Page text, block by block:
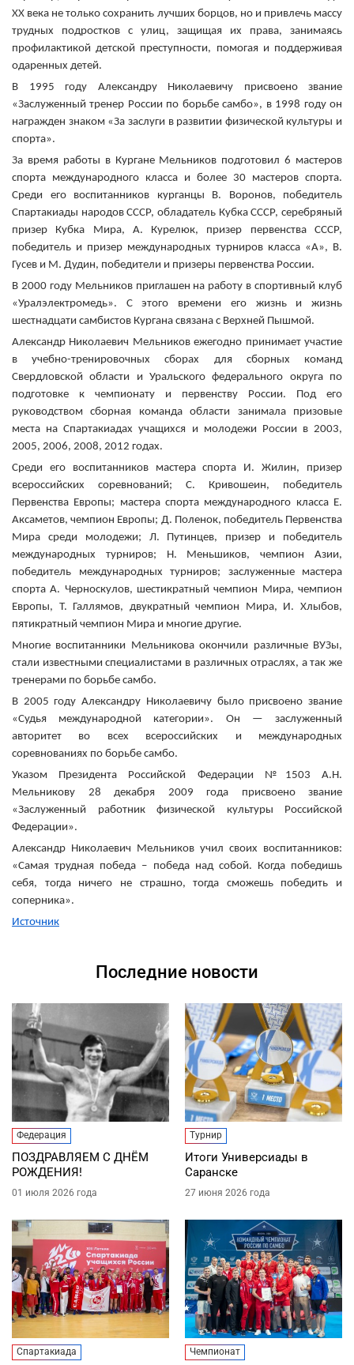
ХХ века не только сохранить лучших борцов, но и привлечь массу
трудных подростков с улиц, защищая их права, занимаясь
профилактикой детской преступности, помогая и поддерживая
одаренных детей.
В 1995 году Александру Николаевичу присвоено звание
«Заслуженный тренер России по борьбе самбо», в 1998 году он
награжден знаком «За заслуги в развитии физической культуры и
спорта».
За время работы в Кургане Мельников подготовил 6 мастеров
спорта международного класса и более 30 мастеров спорта.
Среди его воспитанников курганцы В. Воронов, победитель
Спартакиады народов СССР, обладатель Кубка СССР, серебряный
призер Кубка Мира, А. Курелюк, призер первенства СССР,
победитель и призер международных турниров класса «А», В.
Гусев и М. Дудин, победители и призеры первенства России.
В 2000 году Мельников приглашен на работу в спортивный клуб
«Уралэлектромедь». С этого времени его жизнь и жизнь
шестнадцати самбистов Кургана связана с Верхней Пышмой.
Александр Николаевич Мельников ежегодно принимает участие
в учебно-тренировочных сборах для сборных команд
Свердловской области и Уральского федерального округа по
подготовке к чемпионату и первенству России. Под его
руководством сборная команда области занимала призовые
места на Спартакиадах учащихся и молодежи России в 2003,
2005, 2006, 2008, 2012 годах.
Среди его воспитанников мастера спорта И. Жилин, призер
всероссийских соревнований; С. Кривошеин, победитель
Первенства Европы; мастера спорта международного класса Е.
Аксаметов, чемпион Европы; Д. Поленок, победитель Первенства
Мира среди молодежи; Л. Путинцев, призер и победитель
международных турниров; Н. Меньшиков, чемпион Азии,
победитель международных турниров; заслуженные мастера
спорта А. Черноскулов, шестикратный чемпион Мира, чемпион
Европы, Т. Галлямов, двукратный чемпион Мира, И. Хлыбов,
пятикратный чемпион Мира и многие другие.
Многие воспитанники Мельникова окончили различные ВУЗы,
стали известными специалистами в различных отраслях, а так же
тренерами по борьбе самбо.
В 2005 году Александру Николаевичу было присвоено звание
«Судья международной категории». Он — заслуженный
авторитет во всех всероссийских и международных
соревнованиях по борьбе самбо.
Указом Президента Российской Федерации №1503 А.Н.
Мельникову 28 декабря 2009 года присвоено звание
«Заслуженный работник физической культуры Российской
Федерации».
Александр Николаевич Мельников учил своих воспитанников:
«Самая трудная победа – победа над собой. Когда победишь
себя, тогда ничего не страшно, тогда сможешь победить и
соперника».
Источник
Последние новости
Федерация
ПОЗДРАВЛЯЕМ С ДНЁМ
РОЖДЕНИЯ!
01 июля 2026 года
Турнир
Итоги Универсиады в
Саранске
27 июня 2026 года
Спартакиада Чемпионат